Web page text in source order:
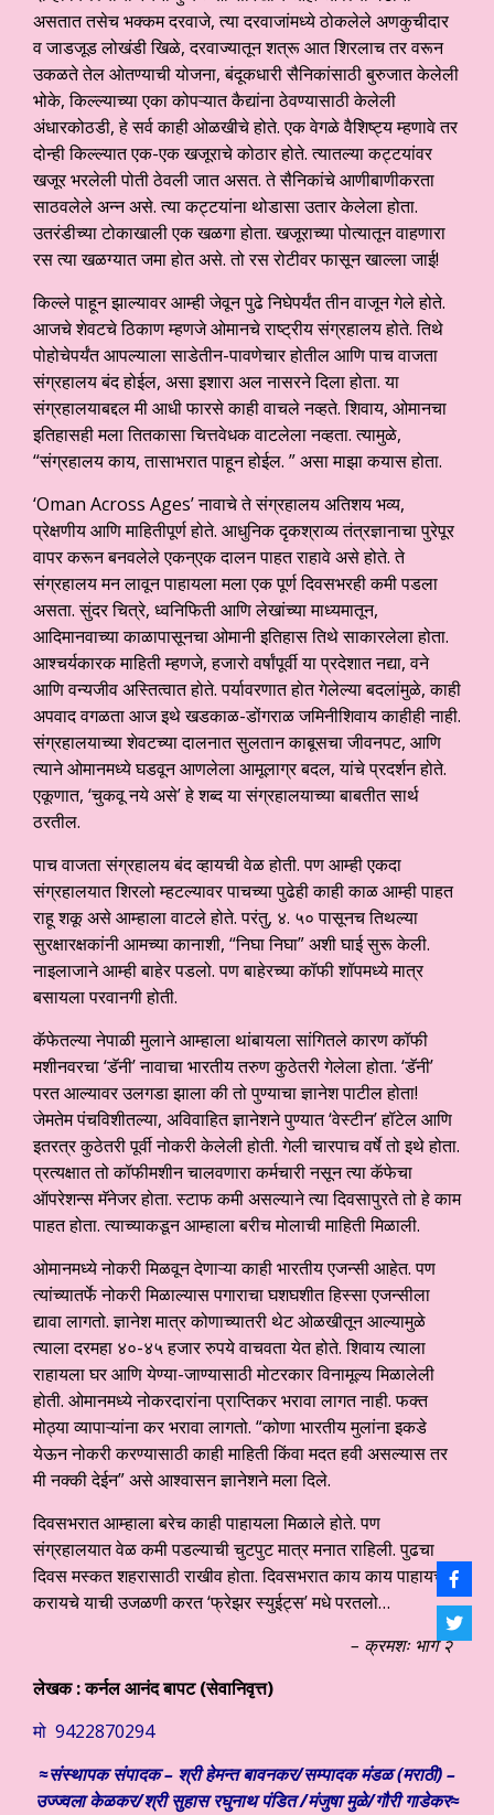
असतात तसेच भक्कम दरवाजे, त्या दरवाजांमध्ये ठोकलेले अणकुचीदार
व जाडजूड लोखंडी खिळे, दरवाज्यातून शत्रू आत शिरलाच तर वरून
उकळते तेल ओतण्याची योजना, बंदूकधारी सैनिकांसाठी बुरुजात केलेली
भोके, किल्ल्याच्या एका कोपऱ्यात कैद्यांना ठेवण्यासाठी केलेली
अंधारकोठडी, हे सर्व काही ओळखीचे होते. एक वेगळे वैशिष्ट्य म्हणावे तर
दोन्ही किल्ल्यात एक-एक खजूराचे कोठार होते. त्यातल्या कट्टयांवर
खजूर भरलेली पोती ठेवली जात असत. ते सैनिकांचे आणीबाणीकरता
साठवलेले अन्न असे. त्या कट्टयांना थोडासा उतार केलेला होता.
उतरंडीच्या टोकाखाली एक खळगा होता. खजूराच्या पोत्यातून वाहणारा
रस त्या खळग्यात जमा होत असे. तो रस रोटीवर फासून खाल्ला जाई!
किल्ले पाहून झाल्यावर आम्ही जेवून पुढे निघेपर्यंत तीन वाजून गेले होते.
आजचे शेवटचे ठिकाण म्हणजे ओमानचे राष्ट्रीय संग्रहालय होते. तिथे
पोहोचेपर्यंत आपल्याला साडेतीन-पावणेचार होतील आणि पाच वाजता
संग्रहालय बंद होईल, असा इशारा अल नासरने दिला होता. या
संग्रहालयाबद्दल मी आधी फारसे काही वाचले नव्हते. शिवाय, ओमानचा
इतिहासही मला तितकासा चित्तवेधक वाटलेला नव्हता. त्यामुळे,
“संग्रहालय काय, तासाभरात पाहून होईल. ” असा माझा कयास होता.
‘Oman Across Ages’ नावाचे ते संग्रहालय अतिशय भव्य,
प्रेक्षणीय आणि माहितीपूर्ण होते. आधुनिक दृकश्राव्य तंत्रज्ञानाचा पुरेपूर
वापर करून बनवलेले एकन्एक दालन पाहत राहावे असे होते. ते
संग्रहालय मन लावून पाहायला मला एक पूर्ण दिवसभरही कमी पडला
असता. सुंदर चित्रे, ध्वनिफिती आणि लेखांच्या माध्यमातून,
आदिमानवाच्या काळापासूनचा ओमानी इतिहास तिथे साकारलेला होता.
आश्चर्यकारक माहिती म्हणजे, हजारो वर्षांपूर्वी या प्रदेशात नद्या, वने
आणि वन्यजीव अस्तित्वात होते. पर्यावरणात होत गेलेल्या बदलांमुळे, काही
अपवाद वगळता आज इथे खडकाळ-डोंगराळ जमिनीशिवाय काहीही नाही.
संग्रहालयाच्या शेवटच्या दालनात सुलतान काबूसचा जीवनपट, आणि
त्याने ओमानमध्ये घडवून आणलेला आमूलाग्र बदल, यांचे प्रदर्शन होते.
एकूणात, ‘चुकवू नये असे’ हे शब्द या संग्रहालयाच्या बाबतीत सार्थ
ठरतील.
पाच वाजता संग्रहालय बंद व्हायची वेळ होती. पण आम्ही एकदा
संग्रहालयात शिरलो म्हटल्यावर पाचच्या पुढेही काही काळ आम्ही पाहत
राहू शकू असे आम्हाला वाटले होते. परंतु, ४. ५० पासूनच तिथल्या
सुरक्षारक्षकांनी आमच्या कानाशी, “निघा निघा” अशी घाई सुरू केली.
नाइलाजाने आम्ही बाहेर पडलो. पण बाहेरच्या कॉफी शॉपमध्ये मात्र
बसायला परवानगी होती.
कॅफेतल्या नेपाळी मुलाने आम्हाला थांबायला सांगितले कारण कॉफी
मशीनवरचा ‘डॅनी’ नावाचा भारतीय तरुण कुठेतरी गेलेला होता. ‘डॅनी’
परत आल्यावर उलगडा झाला की तो पुण्याचा ज्ञानेश पाटील होता!
जेमतेम पंचविशीतल्या, अविवाहित ज्ञानेशने पुण्यात ‘वेस्टीन’ हॉटेल आणि
इतरत्र कुठेतरी पूर्वी नोकरी केलेली होती. गेली चारपाच वर्षे तो इथे होता.
प्रत्यक्षात तो कॉफीमशीन चालवणारा कर्मचारी नसून त्या कॅफेचा
ऑपरेशन्स मॅनेजर होता. स्टाफ कमी असल्याने त्या दिवसापुरते तो हे काम
पाहत होता. त्याच्याकडून आम्हाला बरीच मोलाची माहिती मिळाली.
ओमानमध्ये नोकरी मिळवून देणाऱ्या काही भारतीय एजन्सी आहेत. पण
त्यांच्यातर्फे नोकरी मिळाल्यास पगाराचा घशघशीत हिस्सा एजन्सीला
द्यावा लागतो. ज्ञानेश मात्र कोणाच्यातरी थेट ओळखीतून आल्यामुळे
त्याला दरमहा ४०-४५ हजार रुपये वाचवता येत होते. शिवाय त्याला
राहायला घर आणि येण्या-जाण्यासाठी मोटरकार विनामूल्य मिळालेली
होती. ओमानमध्ये नोकरदारांना प्राप्तिकर भरावा लागत नाही. फक्त
मोठ्या व्यापाऱ्यांना कर भरावा लागतो. “कोणा भारतीय मुलांना इकडे
येऊन नोकरी करण्यासाठी काही माहिती किंवा मदत हवी असल्यास तर
मी नक्की देईन” असे आश्वासन ज्ञानेशने मला दिले.
दिवसभरात आम्हाला बरेच काही पाहायला मिळाले होते. पण
संग्रहालयात वेळ कमी पडल्याची चुटपुट मात्र मनात राहिली. पुढचा
दिवस मस्कत शहरासाठी राखीव होता. दिवसभरात काय काय पाहायचे-
करायचे याची उजळणी करत ‘फ्रेझर स्युईट्स’ मधे परतलो…
– क्रमशः भाग २
लेखक :कर्नल आनंद बापट (सेवानिवृत्त)
मो 9422870294
≈संस्थापक संपादक – श्री हेमन्त बावनकर/सम्पादक मंडळ (मराठी) –
उज्ज्वला केळकर/श्री सुहास रघुनाथ पंडित /मंजुषा मुळे/गौरी गाडेकर≈